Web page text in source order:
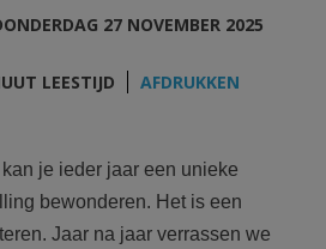
PORTAAL
REGISTREREN
27 NOVEMBER 2025
LEESTIJD
AFDRUKKEN
je ieder jaar een unieke
bewonderen. Het is een
Jaar na jaar verrassen we